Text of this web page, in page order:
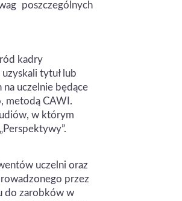
poszczególnych
kadry
tytuł lub
uczelnie będące
metodą CAWI.
w którym
uczelni oraz
przez
do zarobków w